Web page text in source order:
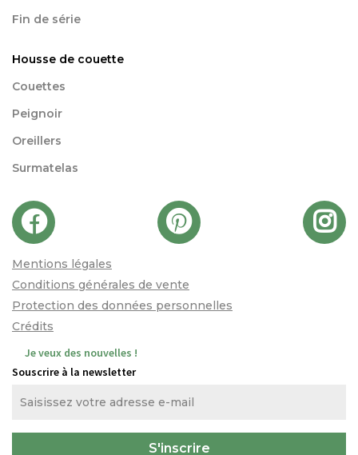
Fin de série
Housse de couette
Couettes
Peignoir
Oreillers
Surmatelas
Mentions légales
Conditions générales de vente
Protection des données personnelles
Crédits
Je veux des nouvelles !
Souscrire à la newsletter